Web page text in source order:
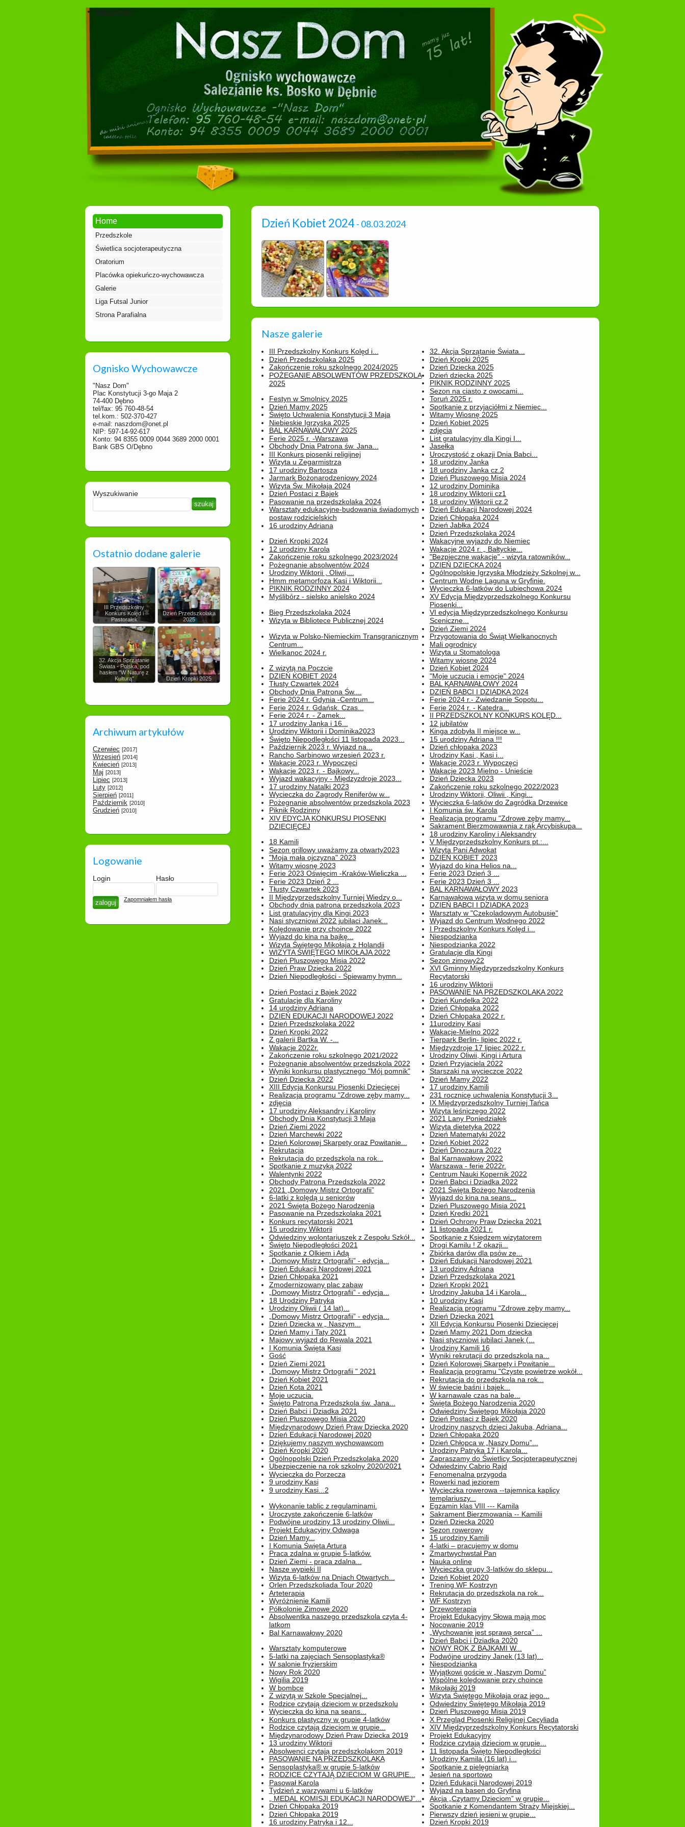
Dokumenty
Home
Przedszkole
Świetlica socjoterapeutyczna
Oratorium
Placówka opiekuńczo-wychowawcza
Galerie
Liga Futsal Junior
Strona Parafialna
Ognisko Wychowawcze
"Nasz Dom"
Plac Konstytucji 3-go Maja 2
74-400 Dębno
tel/fax: 95 760-48-54
tel.kom.: 502-370-427
e-mail: naszdom@onet.pl
NIP: 597-14-92-617
Konto: 94 8355 0009 0044 3689 2000 0001
Bank GBS O/Dębno
Wyszukiwanie
Ostatnio dodane galerie
III Przedszkolny
Konkurs Kolęd i
Pastorałek
Dzień Przedszkolaka
2025
32. Akcja Sprzątanie
Świata - Polska, pod
hasłem "W Naturę z
Kulturą"
Dzień Kropki 2025
Archiwum artykułów
Czerwiec [2017]
Wrzesień [2014]
Kwiecień [2013]
Maj [2013]
Lipiec [2013]
Luty [2012]
Sierpień [2011]
Październik [2010]
Grudzień [2010]
Logowanie
Login Hasło
Zapomniałem hasła
Dzień Kobiet 2024 - 08.03.2024
Nasze galerie
III Przedszkolny Konkurs Kolęd i...
Dzień Przedszkolaka 2025
32. Akcja Sprzątanie Świata...
Dzień Kropki 2025
Zakończenie roku szkolnego 2024/2025
POŻEGANIE ABSOLWENTÓW PRZEDSZKOLA
2025
Dzień Dziecka 2025
Dzień dziecka 2025
PIKNIK RODZINNY 2025
Sezon na ciasto z owocami...
Festyn w Smolnicy 2025
Dzień Mamy 2025
Toruń 2025 r.
Spotkanie z przyjaciółmi z Niemiec...
Święto Uchwalenia Konstytucji 3 Maja
Niebieskie Igrzyska 2025
Witamy Wiosnę 2025
Dzień Kobiet 2025
BAL KARNAWAŁOWY 2025
Ferie 2025 r. -Warszawa
zdjęcia
List gratulacyjny dla Kingi I...
Obchody Dnia Patrona św. Jana...
III Konkurs piosenki religijnej
Jasełka
Uroczystość z okazji Dnia Babci...
Wizyta u Zegarmistrza
17 urodziny Bartosza
18 urodziny Janka
18 urodziny Janka cz.2
Jarmark Bożonarodzeniowy 2024
Wizyta Św. Mikołaja 2024
Dzień Pluszowego Misia 2024
12 urodziny Dominika
Dzień Postaci z Bajek
Pasowanie na przedszkolaka 2024
18 urodziny Wiktorii cz1
18 urodziny Wiktorii cz.2
Warsztaty edukacyjne-budowania świadomych
postaw rodzicielskich
16 urodziny Adriana
Dzień Edukacji Narodowej 2024
Dzień Chłopaka 2024
Dzień Jabłka 2024
Dzień Przedszkolaka 2024
Dzień Kropki 2024
12 urodziny Karola
Wakacyjne wyjazdy do Niemiec
Wakacje 2024 r. „ Bałtyckie...
Zakończenie roku szkolnego 2023/2024
Pożegnanie absolwentów 2024
"Bezpieczne wakacje" - wizyta ratowników...
DZIEŃ DZIECKA 2024
Urodziny Wiktorii , Oliwii,...
Hmm metamorfoza Kasi i Wiktorii...
Ogólnopolskie Igrzyska Młodzieży Szkolnej w...
Centrum Wodne Laguna w Gryfinie.
PIKNIK RODZINNY 2024
Myślibórz - sielsko anielsko 2024
Wycieczka 6-latków do Lubiechowa 2024
XV Edycja Międzyprzedszkolnego Konkursu
Piosenki...
Bieg Przedszkolaka 2024
Wizyta w Bibliotece Publicznej 2024
VI edycja Międzyprzedszkolnego Konkursu
Sceniczne...
Dzień Ziemi 2024
Wizyta w Polsko-Niemieckim Transgranicznym
Centrum...
Wielkanoc 2024 r.
Przygotowania do Świąt Wielkanocnych
Mali ogrodnicy
Wizyta u Stomatologa
Witamy wiosnę 2024
Z wizytą na Poczcie
DZIEŃ KOBIET 2024
Dzień Kobiet 2024
"Moje uczucia i emocje" 2024
Tłusty Czwartek 2024
Obchody Dnia Patrona Św....
BAL KARNAWAŁOWY 2024
DZIEŃ BABCI I DZIADKA 2024
Ferie 2024 r. Gdynia -Centrum...
Ferie 2024 r. Gdańsk. Czas...
Ferie 2024 r.- Zwiedzanie Sopotu...
Ferie 2024 r. - Katedra...
Ferie 2024 r. - Zamek...
17 urodziny Janka i 16...
II PRZEDSZKOLNY KONKURS KOLĘD...
12 jubilatów
Urodziny Wiktorii i Dominika2023
Święto Niepodległości 11 listopada 2023...
Kinga zdobyła II miejsce w...
15 urodziny Adriana !!!
Październik 2023 r. Wyjazd na...
Rancho Sarbinowo wrzesień 2023 r.
Dzień chłopaka 2023
Urodziny Kasi , Kasi i...
Wakacje 2023 r. Wypoczęci
Wakacje 2023 r. - Bajkowy...
Wakacje 2023 r. Wypoczęci
Wakacje 2023 Mielno - Unieście
Wyjazd wakacyjny - Międzyzdroje 2023...
17 urodziny Natalki 2023
Dzień Dziecka 2023
Zakończenie roku szkolnego 2022/2023
Wycieczka do Zagrody Reniferów w...
Pożegnanie absolwentów przedszkola 2023
Urodziny Wiktorii, Oliwii , Kingi...
Wycieczka 6-latków do Zagródka Drzewice
Piknik Rodzinny
XIV EDYCJA KONKURSU PIOSENKI
DZIECIĘCEJ
I Komunia św. Karola
Realizacja programu "Zdrowe zęby mamy...
Sakrament Bierzmowawnia z rąk Arcybiskupa...
18 urodziny Karoliny i Aleksandry
18 Kamili
Sezon grillowy uważamy za otwarty2023
V Międzyprzedszkolny Konkurs pt.:...
Wizyta Pani Adwokat
"Moja mała ojczyzna" 2023
Witamy wiosnę 2023
DZIEŃ KOBIET 2023
Wyjazd do kina Helios na...
Ferie 2023 Oświęcim -Kraków-Wieliczka ...
Ferie 2023 Dzień 2 ...
Ferie 2023 Dzień 3 ...
Ferie 2023 Dzień 3 ...
Tłusty Czwartek 2023
II Międzyprzedszkolny Turniej Wiedzy o...
BAL KARNAWAŁOWY 2023
Karnawałowa wizyta w domu seniora
Obchody dnia patrona przedszkola 2023
List gratulacyjny dla Kingi 2023
DZIEŃ BABCI I DZIADKA 2023
Warsztaty w "Czekoladowym Autobusie"
Nasi styczniowi 2022 jubilaci Janek...
Kolędowanie przy choince 2022
Wyjazd do Centrum Wodnego 2022
I Przedszkolny Konkurs Kolęd i...
Wyjazd do kina na bajkę...
Wizyta Świętego Mikołaja z Holandii
Niespodzianka
Niespodzianka 2022
WIZYTA ŚWIĘTEGO MIKOŁAJA 2022
Dzień Pluszowego Misia 2022
Gratulacje dla Kingi
Sezon zimowy22
Dzień Praw Dziecka 2022
Dzień Niepodległości - Śpiewamy hymn...
XVI Gminny Międzyprzedszkolny Konkurs
Recytatorski
16 urodziny Wiktorii
Dzień Postaci z Bajek 2022
Gratulacje dla Karoliny
PASOWANIE NA PRZEDSZKOLAKA 2022
Dzień Kundelka 2022
14 urodziny Adriana
DZIEŃ EDUKACJI NARODOWEJ 2022
Dzień Chłopaka 2022
Dzień Chłopaka 2022 r.
Dzień Przedszkolaka 2022
Dzień Kropki 2022
11urodziny Kasi
Wakacje-Mielno 2022
Z galerii Bartka W. -...
Wakacje 2022r.
Tierpark Berlin- lipiec 2022 r.
Międzyzdroje 17 lipiec 2022 r.
Zakończenie roku szkolnego 2021/2022
Pożegnanie absolwentów przedszkola 2022
Urodziny Oliwii, Kingi i Artura
Dzień Przyjaciela 2022
Wyniki konkursu plastycznego "Mój pomnik"
Dzień Dziecka 2022
Starszaki na wycieczce 2022
Dzień Mamy 2022
XIII Edycja Konkursu Piosenki Dziecięcej
Realizacja programu "Zdrowe zęby mamy...
17 urodziny Kamili
231 rocznicę uchwalenia Konstytucji 3...
zdjęcia
17 urodziny Aleksandry i Karoliny
IX Międzyprzedszkolny Turniej Tańca
Wizyta leśniczego 2022
Obchody Dnia Konstytucji 3 Maja
Dzień Ziemi 2022
2021 Lany Poniedziałek
Wizyta dietetyka 2022
Dzień Marchewki 2022
Dzień Kolorowej Skarpety oraz Powitanie...
Dzień Matematyki 2022
Dzień Kobiet 2022
Rekrutacja
Rekrutacja do przedszkola na rok...
Dzień Dinozaura 2022
Bal Karnawałowy 2022
Spotkanie z muzyką 2022
Walentynki 2022
Warszawa - ferie 2022r.
Centrum Nauki Kopernik 2022
Obchody Patrona Przedszkola 2022
2021 „Domowy Mistrz Ortografii”
Dzień Babci i Dziadka 2022
2021 Święta Bożego Narodzenia
6-latki z kolędą u seniorów
2021 Święta Bożego Narodzenia
Wyjazd do kina na seans...
Dzień Pluszowego Misia 2021
Pasowanie na Przedszkolaka 2021
Konkurs recytatorski 2021
Dzień Kredki 2021
Dzień Ochrony Praw Dziecka 2021
15 urodziny Wiktorii
Odwiedziny wolontariuszek z Zespołu Szkół...
11 listopada 2021 r.
Spotkanie z Księdzem wizytatorem
Święto Niepodległości 2021
Spotkanie z Olkiem i Adą
Drogi Kamilu ! Z okazji...
Zbiórka darów dla psów ze...
„Domowy Mistrz Ortografii” - edycja...
Dzień Edukacji Narodowej 2021
Dzień Edukacji Narodowej 2021
13 urodziny Adriana
Dzień Chłopaka 2021
Zmodernizowany plac zabaw
Dzień Przedszkolaka 2021
Dzień Kropki 2021
„Domowy Mistrz Ortografii” - edycja...
18 Urodziny Patryka
Urodziny Jakuba 14 i Karola...
10 urodziny Kasi
Urodziny Oliwii ( 14 lat)...
„Domowy Mistrz Ortografii” - edycja...
Realizacja programu "Zdrowe zęby mamy...
Dzień Dziecka 2021
Dzień Dziecka w „ Naszym...
Dzień Mamy i Taty 2021
XII Edycja Konkursu Piosenki Dziecięcej
Dzień Mamy 2021 Dom dziecka
Majowy wyjazd do Rewala 2021
I Komunia Święta Kasi
Nasi styczniowi jubilaci Janek (...
Urodziny Kamili 16
Gość
Dzień Ziemi 2021
Wyniki rekrutacji do przedszkola na...
Dzień Kolorowej Skarpety i Powitanie...
„Domowy Mistrz Ortografii " 2021
Dzień Kobiet 2021
Realizacja programu "Czyste powietrze wokół...
Rekrutacja do przedszkola na rok...
Dzień Kota 2021
Moje uczucia.
W świecie baśni i bajek...
W karnawale czas na bale...
Święto Patrona Przedszkola św. Jana...
Dzień Babci i Dziadka 2021
Święta Bożego Narodzenia 2020
Odwiedziny Świętego Mikołaja 2020
Dzień Pluszowego Misia 2020
Międzynarodowy Dzień Praw Dziecka 2020
Dzień Postaci z Bajek 2020
Urodziny naszych dzieci Jakuba, Adriana...
Dzień Edukacji Narodowej 2020
Dziękujemy naszym wychowawcom
Dzień Chłopaka 2020
Dzień Chłopca w „Naszy Domu”...
Dzień Kropki 2020
Ogólnopolski Dzień Przedszkolaka 2020
Urodziny Patryka 17 i Karola...
Zapraszamy do Świetlicy Socjoterapeutycznej
Ubezpieczenie na rok szkolny 2020/2021
Wycieczka do Porzecza
Odwiedziny Cabrio Rajd
Fenomenalna przygoda
9 urodziny Kasi
9 urodziny Kasi...2
Rowerki nad jeziorem
Wycieczka rowerowa --tajemnica kaplicy
templariuszy...
Wykonanie tablic z regulaminami.
Uroczyste zakończenie 6-latków
Egzamin klas VIII --- Kamila
Sakrament Bierzmowania -- Kamilii
Podwójne urodziny 13 urodziny Oliwii...
Projekt Edukacyjny Odwaga
Dzień Dziecka 2020
Sezon rowerowy
Dzień Mamy...
I Komunia Święta Artura
15 urodziny Kamili
4-latki – pracujemy w domu
Praca zdalna w grupie 5-latków.
Dzień Ziemi - praca zdalna...
Zmartwychwstał Pan
Nauka online
Nasze wypieki II
Wizyta 6-latków na Dniach Otwartych...
Wycieczka grupy 3-latków do sklepu...
Dzień Kobiet 2020
Orlen Przedszkoliada Tour 2020
Arteterapia
Trening WF Kostrzyn
Rekrutacja do przedszkola na rok...
Wyróżnienie Kamili
Półkolonie Zimowe 2020
WF Kostrzyn
Drzewoterapia
Absolwentka naszego przedszkola czyta 4-
latkom
Bal Karnawałowy 2020
Projekt Edukacyjny Słowa mają moc
Nocowanie 2019
„Wychowanie jest sprawą serca” ...
Dzień Babci i Dziadka 2020
Warsztaty komputerowe
5-latki na zajęciach Sensoplastyka®
NOWY ROK Z BAJKAMI W...
Podwójne urodziny Janek (13 lat)...
W salonie fryzjerskim
Nowy Rok 2020
Niespodzianka
Wyjątkowi goście w „Naszym Domu”
Wigilia 2019
W bombce
Wspólne kolędowanie przy choince
Mikołajki 2019
Z wizytą w Szkole Specjalnej...
Rodzice czytają dzieciom w przedszkolu
Wizyta Świętego Mikołaja oraz jego...
Odwiedziny Świętego Mikołaja 2019
Wycieczka do kina na seans...
Konkurs plastyczny w grupie 4-latków
Dzień Pluszowego Misia 2019
X Przegląd Piosenki Religijnej Cecyliada
Rodzice czytają dzieciom w grupie...
Międzynarodowy Dzień Praw Dziecka 2019
XIV Międzyprzedszkolny Konkurs Recytatorski
Projekt Edukacyjny
13 urodziny Wiktorii
Absolwenci czytają przedszkolakom 2019
Rodzice czytają dzieciom w grupie...
11 listopada Święto Niepodległości
PASOWANIE NA PRZEDSZKOLAKA
Sensoplastyka® w grupie 5-latków
Urodziny Kamila (16 lat) i...
Spotkanie z pielęgniarką
RODZICE CZYTAJĄ DZIECIOM W GRUPIE...
Pasował Karola
Jesień na sportowo
Dzień Edukacji Narodowej 2019
Tydzień z warzywami u 6-latków
„ MEDAL KOMISJI EDUKACJI NARODOWEJ”...
Wyjazd na basen do Gryfina
Akcja „Czytamy Dzieciom” w grupie...
Dzień Chłopaka 2019
Dzień Chłopaka 2019
Spotkanie z Komendantem Straży Miejskiej...
Pierwszy dzień jesieni w grupie...
16 urodziny Patryka i 12...
Dzień Kropki 2019